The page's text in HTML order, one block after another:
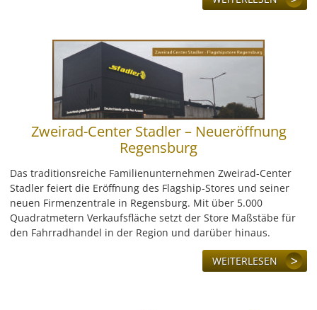
ÜBER UNS
JOBS & KARRIERE
Zweirad-Center Stadler – Neueröffnung
Regensburg
Das traditionsreiche Familienunternehmen Zweirad-Center
Stadler feiert die Eröffnung des Flagship-Stores und seiner
neuen Firmenzentrale in Regensburg. Mit über 5.000
Quadratmetern Verkaufsfläche setzt der Store Maßstäbe für
den Fahrradhandel in der Region und darüber hinaus.
WEITERLESEN